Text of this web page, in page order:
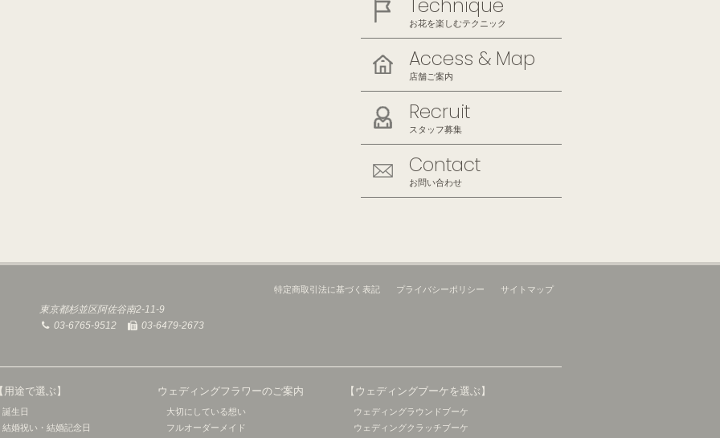
Technique
お花を楽しむテクニック
Access & Map
店舗ご案内
Recruit
スタッフ募集
Contact
お問い合わせ
東京都杉並区阿佐谷南2-11-9
03-6765-9512
03-6479-2673
サイトマップ
プライバシーポリシー
特定商取引法に基づく表記
【用途で選ぶ】
誕生日
結婚祝い・結婚記念日
ウェディングフラワーのご案内
大切にしている想い
フルオーダーメイド
【ウェディングブーケを選ぶ】
ウェディングラウンドブーケ
ウェディングクラッチブーケ